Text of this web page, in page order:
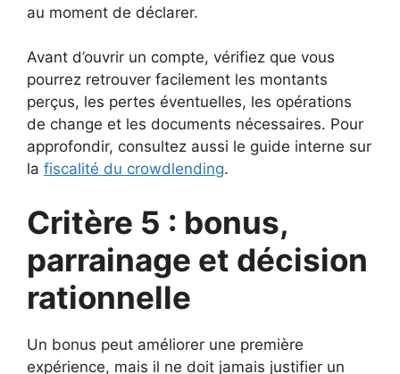
au moment de déclarer.
Avant d’ouvrir un compte, vérifiez que vous
pourrez retrouver facilement les montants
perçus, les pertes éventuelles, les opérations
de change et les documents nécessaires. Pour
approfondir, consultez aussi le guide interne sur
la fiscalité du crowdlending.
Critère 5 : bonus,
parrainage et décision
rationnelle
Un bonus peut améliorer une première
expérience, mais il ne doit jamais justifier un